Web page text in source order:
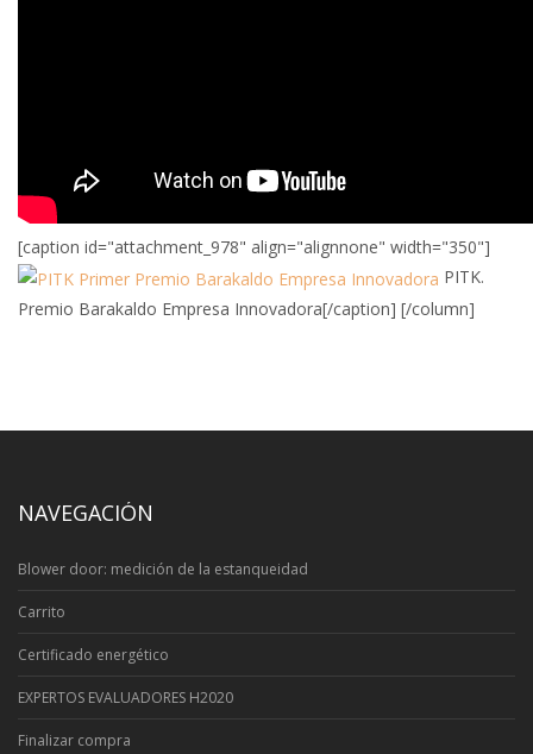
[caption id="attachment_978" align="alignnone" width="350"]
PITK.
Premio Barakaldo Empresa Innovadora[/caption] [/column]
NAVEGACIÓN
Blower door: medición de la estanqueidad
Carrito
Certificado energético
EXPERTOS EVALUADORES H2020
Finalizar compra